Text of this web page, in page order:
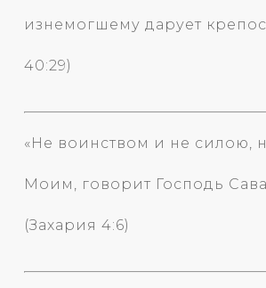
изнемогшему дарует
40:29)
«Не воинством и не силою,
Моим, говорит Господь
(Захария 4:6)